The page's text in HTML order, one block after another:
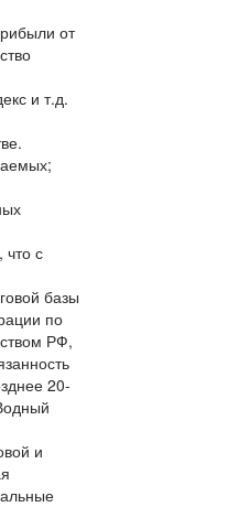
от
и т.д.
с
базы
по
РФ,
20-
и